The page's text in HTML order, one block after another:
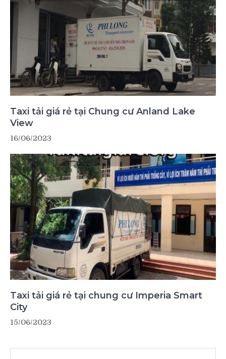
Taxi tải giá rẻ tại Chung cư Anland Lake
View
16/06/2023
Taxi tải giá rẻ tại chung cư Imperia Smart
City
15/06/2023